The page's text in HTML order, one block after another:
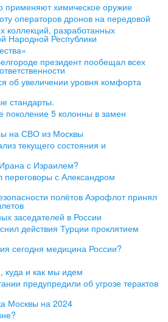
химическое оружие
операторов дронов на передовой
коллекций, разработанных
Народной Республики
президент пообещал всех
об увеличении уровня комфорта
стандарты.
поколение 5 колонны в замен
на СВО из Москвы
текущего состояния и
с Израилем?
с Александром
полётов Аэрофлот принял
заседателей в России
действия Турции проклятием
сегодня медицина России?
куда и как мы идем
предупредили об угрозе терактов
Москвы на 2024